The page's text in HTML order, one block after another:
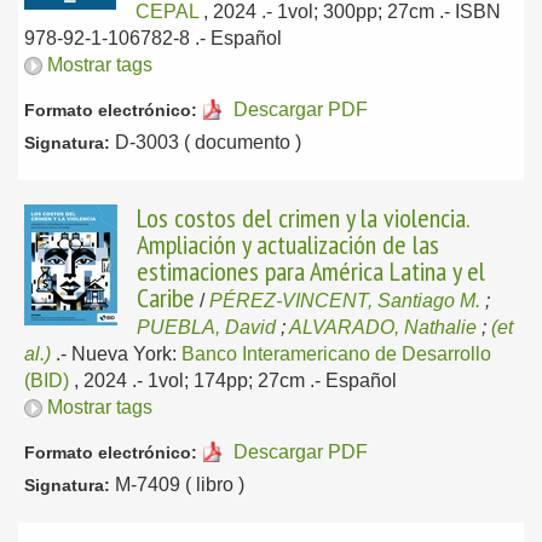
CEPAL , 2024 .- 1vol; 300pp; 27cm .- ISBN
978-92-1-106782-8 .- Español
Mostrar tags
Formato electrónico: Descargar PDF
Signatura: D-3003 ( documento )
Los costos del crimen y la violencia.
Ampliación y actualización de las
estimaciones para América Latina y el
Caribe /PÉREZ-VINCENT, Santiago M. ;
PUEBLA, David;ALVARADO, Nathalie ; (et
al.) .- Nueva York: Banco Interamericano de Desarrollo
(BID) , 2024 .- 1vol; 174pp; 27cm .- Español
Mostrar tags
Formato electrónico: Descargar PDF
Signatura: M-7409 ( libro )